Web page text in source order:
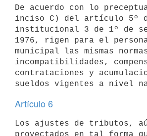
De acuerdo con lo
inciso C) del artículo 5º
institucional 3 de 1º de
1976, rigen para el
municipal las mismas
incompatibilidades,
contrataciones y
Artículo 6
Los ajustes de tributos,